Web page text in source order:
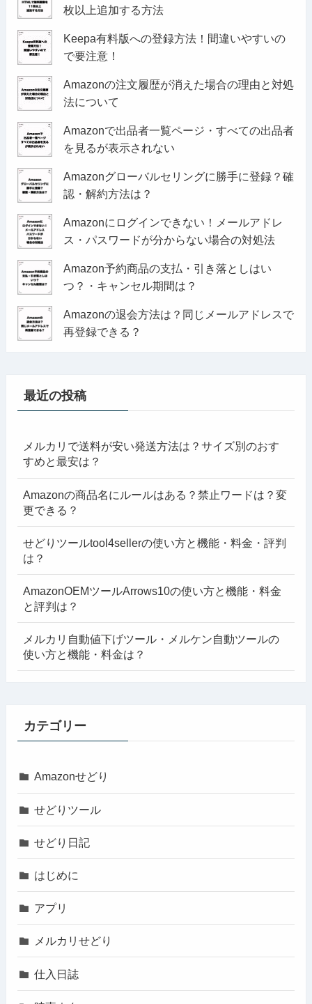
枚以上追加する方法
Keepa有料版への登録方法！間違いやすいの
で要注意！
Amazonの注文履歴が消えた場合の理由と対処
法について
Amazonで出品者一覧ページ・すべての出品者
を見るが表示されない
Amazonグローバルセリングに勝手に登録？確
認・解約方法は？
Amazonにログインできない！メールアドレ
ス・パスワードが分からない場合の対処法
Amazon予約商品の支払・引き落としはい
つ？・キャンセル期間は？
Amazonの退会方法は？同じメールアドレスで
再登録できる？
最近の投稿
メルカリで送料が安い発送方法は？サイズ別のおす
すめと最安は？
Amazonの商品名にルールはある？禁止ワードは？変
更できる？
せどりツールtool4sellerの使い方と機能・料金・評判
は？
AmazonOEMツールArrows10の使い方と機能・料金
と評判は？
メルカリ自動値下げツール・メルケン自動ツールの
使い方と機能・料金は？
カテゴリー
Amazonせどり
せどりツール
せどり日記
はじめに
アプリ
メルカリせどり
仕入日誌